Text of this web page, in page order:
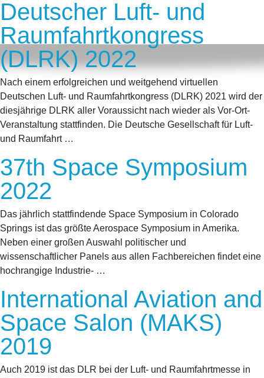
Deutscher Luft- und
Raumfahrtkongress
(DLRK) 2022
Nach einem erfolgreichen und weitgehend virtuellen
Deutschen Luft- und Raumfahrtkongress (DLRK) 2021 wird der
diesjährige DLRK aller Voraussicht nach wieder als Vor-Ort-
Veranstaltung stattfinden. Die Deutsche Gesellschaft für Luft-
und Raumfahrt …
37th Space Symposium
2022
Das jährlich stattfindende Space Symposium in Colorado
Springs ist das größte Aerospace Symposium in Amerika.
Neben einer großen Auswahl politischer und
wissenschaftlicher Panels aus allen Fachbereichen findet eine
hochrangige Industrie- …
International Aviation and
Space Salon (MAKS)
2019
Auch 2019 ist das DLR bei der Luft- und Raumfahrtmesse in